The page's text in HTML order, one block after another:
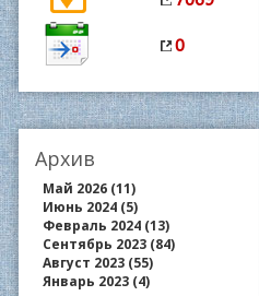
0
Архив
Май 2026 (11)
Июнь 2024 (5)
Февраль 2024 (13)
Сентябрь 2023 (84)
Август 2023 (55)
Январь 2023 (4)